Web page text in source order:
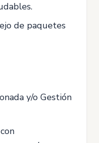
de paquetes
y/o Gestión